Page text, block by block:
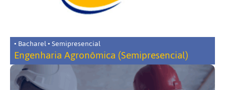
• Bacharel • Semipresencial
Engenharia Agronômica (Semipresencial)